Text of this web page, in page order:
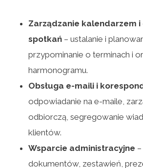
Zarządzanie kalendarzem i
spotkań – ustalanie i
przypominanie o terminach i
harmonogramu.
Obsługa e-maili i
odpowiadanie na e-maile,
odbiorczą, segregowanie
klientów.
Wsparcie administracyjne
dokumentów, zestawień,